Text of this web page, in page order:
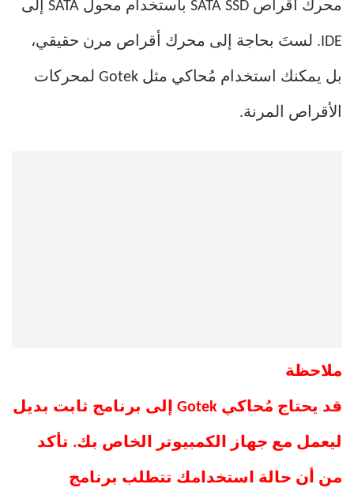
محرك أقراص SATA SSD باستخدام محول SATA إلى
IDE. لستَ بحاجة إلى محرك أقراص مرن حقيقي،
بل يمكنك استخدام مُحاكي مثل Gotek لمحركات
الأقراص المرنة.
ملاحظة
قد يحتاج مُحاكي Gotek إلى برنامج ثابت بديل
ليعمل مع جهاز الكمبيوتر الخاص بك. تأكد
من أن حالة استخدامك تتطلب برنامج